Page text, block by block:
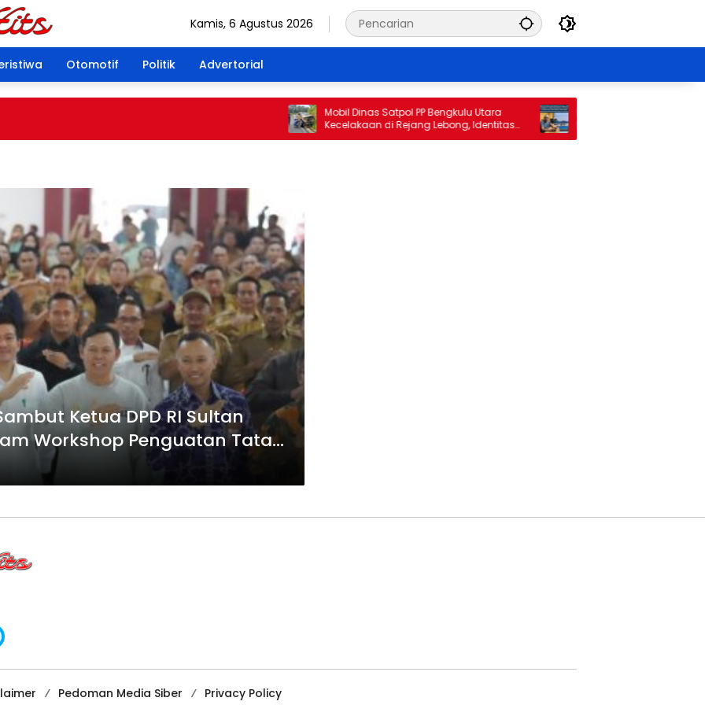
Kamis, 6 Agustus 2026
Otomotif Politik Advertorial
Mobil Dinas Satpol PP Bengkulu Utara
Kecelakaan di Rejang Lebong, Identitas
Pengemudi Tuai Sorotan
Reward di Tengah Kerugian
Komisi II DPRD Bengkulu Utara
Pemanggilan Pihak Perumda
Ketua DPD RI Sultan
Workshop Penguatan Tata
Pedoman Media Siber Privacy Policy